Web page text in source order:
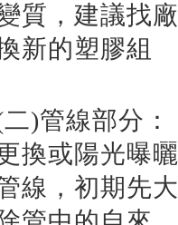
質，建議找廠
新的塑膠組
管線部分：
換或陽光曝曬
線，初期先大